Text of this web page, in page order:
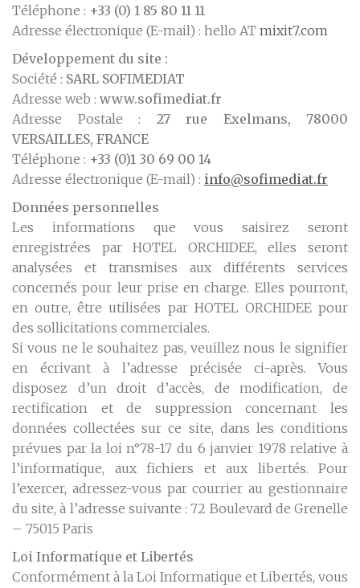
Téléphone : +33 (0) 1 85 80 11 11
Adresse électronique (E-mail) : hello AT mixit7.com
Développement du site :
Société : SARL SOFIMEDIAT
Adresse web : www.sofimediat.fr
Adresse Postale : 27 rue Exelmans, 78000
VERSAILLES, FRANCE
Téléphone : +33 (0)1 30 69 00 14
Adresse électronique (E-mail) : info@sofimediat.fr
Données personnelles
Les informations que vous saisirez seront
enregistrées par HOTEL ORCHIDEE, elles seront
analysées et transmises aux différents services
concernés pour leur prise en charge. Elles pourront,
en outre, être utilisées par HOTEL ORCHIDEE pour
des sollicitations commerciales.
Si vous ne le souhaitez pas, veuillez nous le signifier
en écrivant à l’adresse précisée ci-après. Vous
disposez d’un droit d’accès, de modification, de
rectification et de suppression concernant les
données collectées sur ce site, dans les conditions
prévues par la loi n°78-17 du 6 janvier 1978 relative à
l’informatique, aux fichiers et aux libertés. Pour
l’exercer, adressez-vous par courrier au gestionnaire
du site, à l’adresse suivante : 72 Boulevard de Grenelle
– 75015 Paris
Loi Informatique et Libertés
Conformément à la Loi Informatique et Libertés, vous